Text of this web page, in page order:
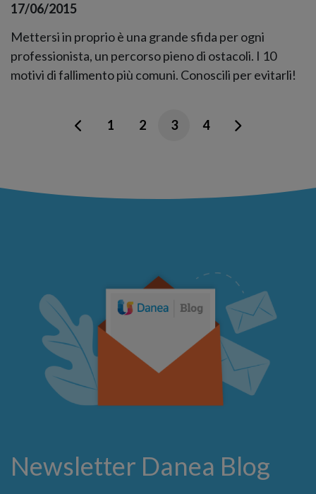
17/06/2015
Mettersi in proprio è una grande sfida per ogni
professionista, un percorso pieno di ostacoli. I 10
motivi di fallimento più comuni. Conoscili per evitarli!
1 2 3 4
Newsletter Danea Blog